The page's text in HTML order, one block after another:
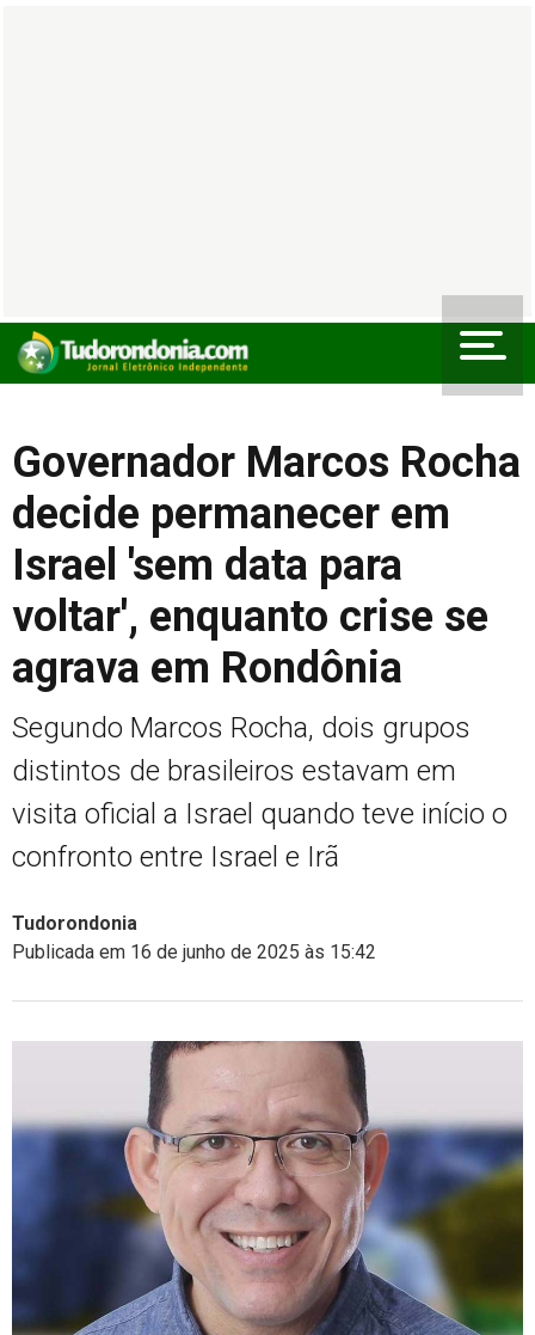
Governador Marcos Rocha
decide permanecer em
Israel 'sem data para
voltar', enquanto crise se
agrava em Rondônia
Segundo Marcos Rocha, dois grupos
distintos de brasileiros estavam em
visita oficial a Israel quando teve início o
confronto entre Israel e Irã
Tudorondonia
Publicada em 16 de junho de 2025 às 15:42